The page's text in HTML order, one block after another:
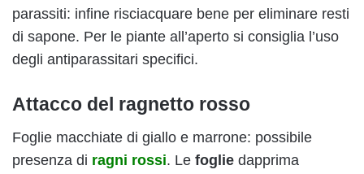
parassiti: infine risciacquare bene per eliminare resti
di sapone. Per le piante all’aperto si consiglia l’uso
degli antiparassitari specifici.
Attacco del ragnetto rosso
Foglie macchiate di giallo e marrone: possibile
presenza di ragni rossi. Le foglie dapprima